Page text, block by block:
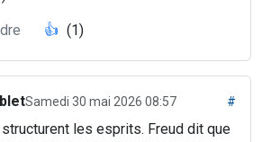
👍 (1)
Samedi 30 mai 2026 08:57 #
les esprits. Freud dit que